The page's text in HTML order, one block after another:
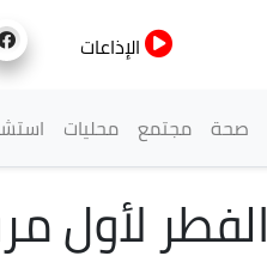
الإذاعات
صحة مجتمع محليات
لأول